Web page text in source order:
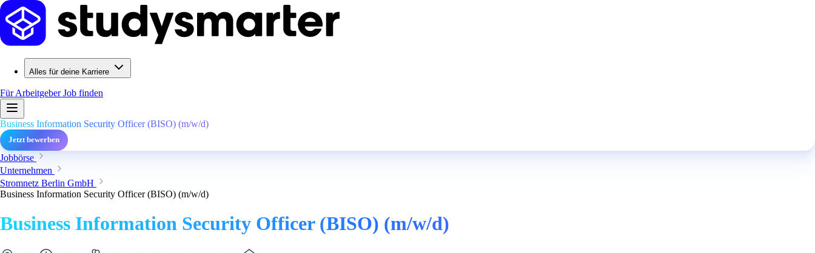
Alles für deine Karriere
Für ArbeitgeberJob finden
Business Information Security Officer (BISO) (m/w/d)
Jetzt bewerben
Jobbörse
Unternehmen
Stromnetz Berlin GmbH
Business Information Security Officer (BISO) (m/w/d)
Business Information Security Officer (BISO) (m/w/d)